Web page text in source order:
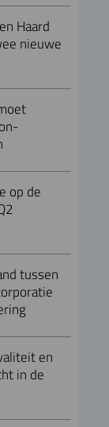
Haard
nieuwe
op de
tussen
en
in de